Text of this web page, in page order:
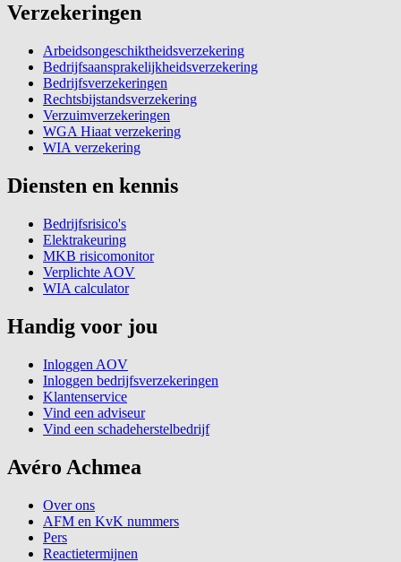
Verzekeringen
Arbeidsongeschiktheidsverzekering
Bedrijfsaansprakelijkheidsverzekering
Bedrijfsverzekeringen
Rechtsbijstandsverzekering
Verzuimverzekeringen
WGA Hiaat verzekering
WIA verzekering
Diensten en kennis
Bedrijfsrisico's
Elektrakeuring
MKB risicomonitor
Verplichte AOV
WIA calculator
Handig voor jou
Inloggen AOV
Inloggen bedrijfsverzekeringen
Klantenservice
Vind een adviseur
Vind een schadeherstelbedrijf
Avéro Achmea
Over ons
AFM en KvK nummers
Pers
Reactietermijnen